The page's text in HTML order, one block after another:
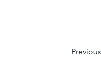
Previous